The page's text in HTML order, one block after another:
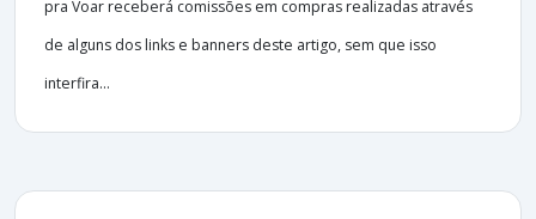
pra Voar receberá comissões em compras realizadas através
de alguns dos links e banners deste artigo, sem que isso
interfira...